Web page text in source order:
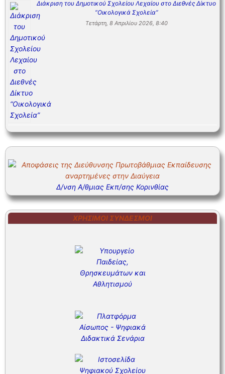
Διάκριση του Δημοτικού Σχολείου Λεχαίου στο Διεθνές Δίκτυο
“Οικολογικά Σχολεία”
Τετάρτη, 8 Απριλίου 2026, 8:40
Δ/νση Α/θμιας Εκπ/σης Κορινθίας
ΧΡΉΣΙΜΟΙ ΣΎΝΔΕΣΜΟΙ